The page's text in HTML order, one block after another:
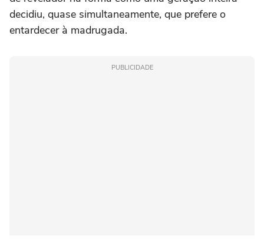
decidiu, quase simultaneamente, que prefere o
entardecer à madrugada.
PUBLICIDADE